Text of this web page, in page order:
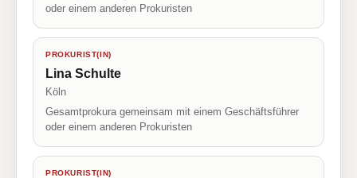
oder einem anderen Prokuristen
PROKURIST(IN)
Lina Schulte
Köln
Gesamtprokura gemeinsam mit einem Geschäftsführer
oder einem anderen Prokuristen
PROKURIST(IN)